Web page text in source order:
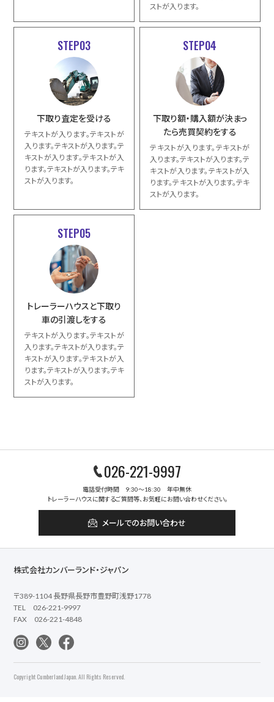
ストが入ります。
STEP03
下取り査定を受ける
テキストが入ります。テキストが
入ります。テキストが入ります。テ
キストが入ります。テキストが入
ります。テキストが入ります。テキ
ストが入ります。
STEP04
下取り額・購入額が決まっ
たら売買契約をする
テキストが入ります。テキストが
入ります。テキストが入ります。テ
キストが入ります。テキストが入
ります。テキストが入ります。テキ
ストが入ります。
STEP05
トレーラーハウスと下取り
車の引渡しをする
テキストが入ります。テキストが
入ります。テキストが入ります。テ
キストが入ります。テキストが入
ります。テキストが入ります。テキ
ストが入ります。
026-221-9997
電話受付時間 9:30～18:30 年中無休
トレーラーハウスに関するご質問等、お気軽にお問い合わせください。
メールでのお問い合わせ
株式会社カンバーランド・ジャパン
〒389-1104 長野県長野市豊野町浅野1778
TEL 026-221-9997
FAX 026-221-4848
Copyright Cumberland Japan. All Rights Reserved.